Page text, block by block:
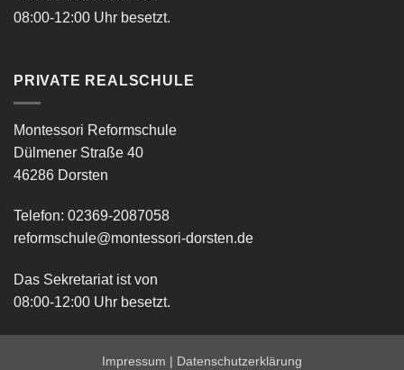
08:00-12:00 Uhr besetzt.
PRIVATE REALSCHULE
Montessori Reformschule
Dülmener Straße 40
46286 Dorsten
Telefon: 02369-2087058
reformschule@montessori-dorsten.de
Das Sekretariat ist von
08:00-12:00 Uhr besetzt.
Impressum | Datenschutzerklärung